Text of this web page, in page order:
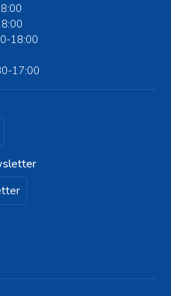
18:00
17:00